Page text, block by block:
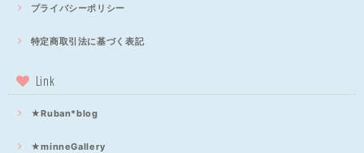
プライバシーポリシー
特定商取引法に基づく表記
Link
★Ruban*blog
★minneGallery